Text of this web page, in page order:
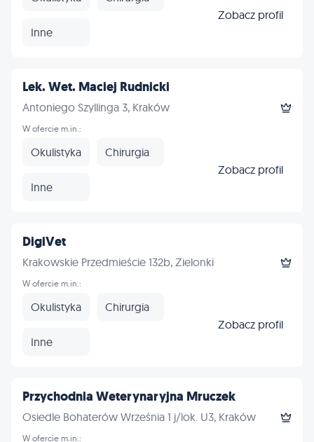
Inne
Zobacz profil
Lek. Wet. Maciej Rudnicki
Antoniego Szyllinga 3, Kraków
W ofercie m.in.:
Okulistyka Chirurgia
Inne
Zobacz profil
DigiVet
Krakowskie Przedmieście 132b, Zielonki
W ofercie m.in.:
Okulistyka Chirurgia
Inne
Zobacz profil
Przychodnia Weterynaryjna Mruczek
Osiedle Bohaterów Września 1 j/lok. U3, Kraków
W ofercie m.in.: